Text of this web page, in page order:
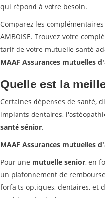
qui répond à votre besoin.
Comparez les
AMBOISE. Trouvez votre
tarif de votre mutuelle santé
MAAF Assurances mutuelles
Quelle est la
Certaines dépenses de santé,
implants dentaires,
santé sénior.
MAAF Assurances mutuelles
Pour une mutuelle senior, en
un plafonnement de
forfaits optiques, dentaires, et